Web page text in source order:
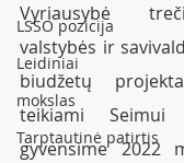
LSSO pozicija
Leidiniai
mokslas
Tarptautinė patirtis
Vyriausybė
valstybės ir
biudžetų
teikiami
gyvensime 2022